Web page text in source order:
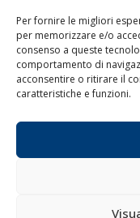
Per fornire le migliori
per memorizzare e/o
consenso a queste
comportamento di
acconsentire o ritirare il
caratteristiche e funzioni.